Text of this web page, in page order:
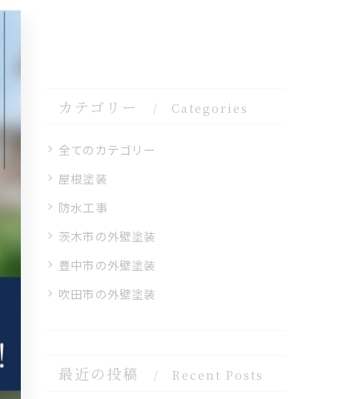
カテゴリー Categories
全てのカテゴリー
屋根塗装
防水工事
茨木市の外壁塗装
豊中市の外壁塗装
吹田市の外壁塗装
最近の投稿 Recent Posts